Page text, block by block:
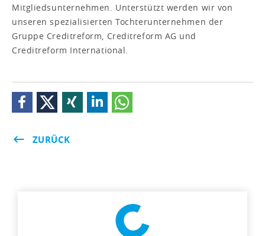
Mitgliedsunternehmen. Unterstützt werden wir von
unseren spezialisierten Tochterunternehmen der
Gruppe Creditreform, Creditreform AG und
Creditreform International.
ZURÜCK